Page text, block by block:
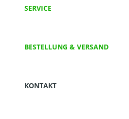
SERVICE
BESTELLUNG & VERSAND
KONTAKT